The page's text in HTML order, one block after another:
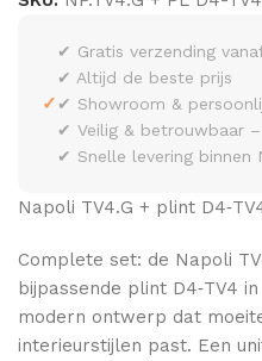
✓
✔ Gratis verzending
✔ Altijd de beste prijs
✔ Showroom &
✔ Veilig & betrouwbaar
✔ Snelle levering binnen
Napoli TV4.G + plint
Complete set: de Napoli
bijpassende plint D4‑TV4
modern ontwerp dat
interieurstijlen past. Een